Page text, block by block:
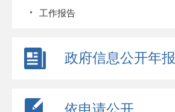
工作报告
政府信息公开年报